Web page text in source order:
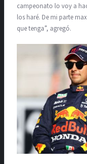
campeonato lo voy a
los haré. De mi parte
que tenga”, agregó.